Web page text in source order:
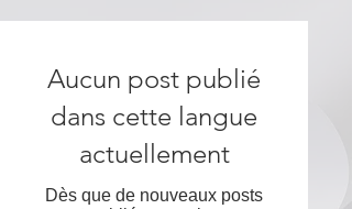
Aucun post publié
dans cette langue
actuellement
Dès que de nouveaux posts